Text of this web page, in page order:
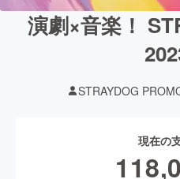
演劇×音楽！
STRAYDOG
現在の